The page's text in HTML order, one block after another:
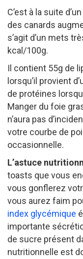
C’est à la suite
des canards
s’agit d’un mets
kcal/100g.
Il contient 55g de
lorsqu’il provient
de protéines
Manger du foie
n’aura pas
votre courbe de
occasionnelle.
L’astuce
toasts que vous
vous gonflerez
vous aurez faim
index glycémique
importante
de sucre présent
nutritionnelle est